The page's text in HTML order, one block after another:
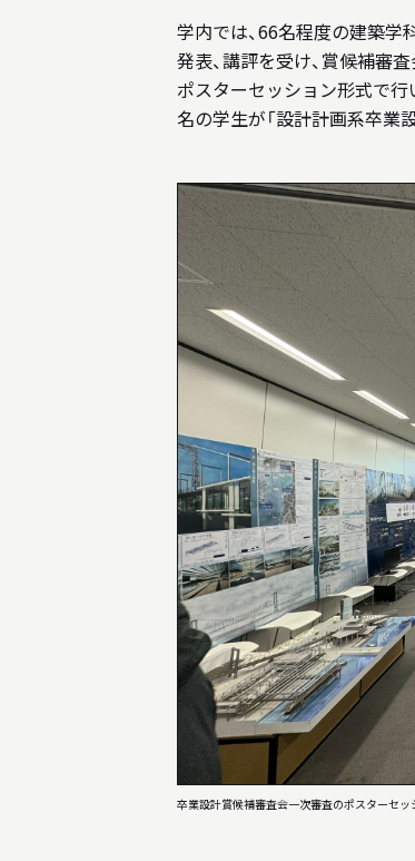
学内では、66名程度の建築学
発表、講評を受け、賞候補審
ポスターセッション形式で行
名の学生が「設計計画系卒業
卒業設計賞候補審査会一次審査のポスターセッ